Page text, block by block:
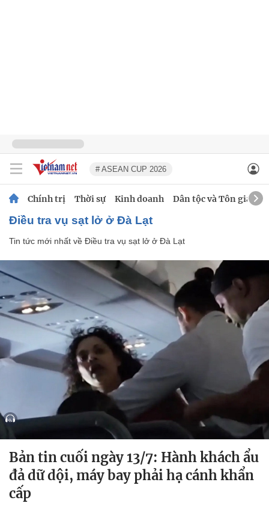
# ASEAN CUP 2026
Chính trị Thời sự Kinh doanh Dân tộc và Tôn giáo
Điều tra vụ sạt lở ở Đà Lạt
Tin tức mới nhất về Điều tra vụ sạt lở ở Đà Lạt
Bản tin cuối ngày 13/7: Hành khách ẩu
đả dữ dội, máy bay phải hạ cánh khẩn
cấp